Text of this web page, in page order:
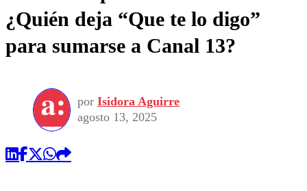
¿Quién deja “Que te lo digo”
para sumarse a Canal 13?
por Isidora Aguirre
agosto 13, 2025